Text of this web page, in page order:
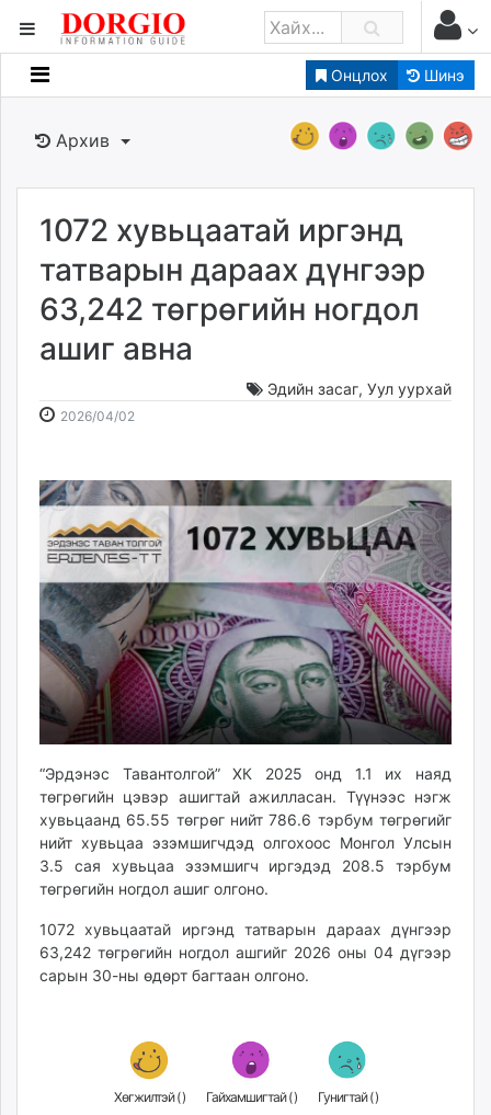
Онцлох Шинэ
Мэдээллийн
Банк санхүү
Бизнес ААН
Төрийн
Нийслэлийн
dorgio.mn
Gogo.mn
news.mn
zindaa.mn
tovch.mn
ikon.mn
mnb.mn
Livetv.mn
Eguur.mn
24tsag.mn
shuud.mn
eagle.mn
ergelt.mn
zarig.mn
zuv.mn
mminfo.mn
ugluu.mn
urlag.mn
unen.mn
asu.mn
shudarga.mn
shuurhai.mn
Архив
1072 хувьцаатай иргэнд
татварын дараах дүнгээр
63,242 төгрөгийн ногдол
ашиг авна
Эдийн засаг, Уул уурхай
2026/04/02
11:53:07
10:44:12
“Эрдэнэс Тавантолгой” ХК 2025 онд 1.1 их наяд
төгрөгийн цэвэр ашигтай ажилласан. Түүнээс нэгж
хувьцаанд 65.55 төгрөг нийт 786.6 тэрбум төгрөгийг
нийт хувьцаа эзэмшигчдэд олгохоос Монгол Улсын
3.5 сая хувьцаа эзэмшигч иргэдэд 208.5 тэрбум
төгрөгийн ногдол ашиг олгоно.
1072 хувьцаатай иргэнд татварын дараах дүнгээр
63,242 төгрөгийн ногдол ашгийг 2026 оны 04 дүгээр
сарын 30-ны өдөрт багтаан олгоно.
Хөгжилтэй () Гайхамшигтай () Гунигтай ()